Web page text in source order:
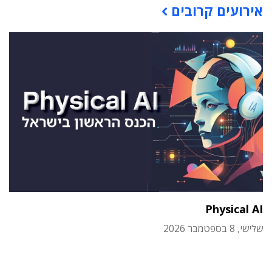
אירועים קרובים
Physical AI
שלישי, 8 בספטמבר 2026